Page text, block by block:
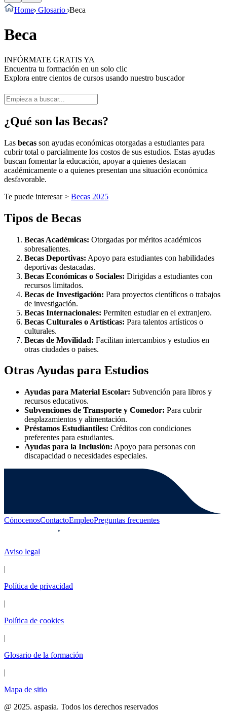
Home Glosario Beca
Beca
INFÓRMATE GRATIS YA
Encuentra tu formación en un solo clic
Explora entre cientos de cursos usando nuestro buscador
¿Qué son las Becas?
Las becas son ayudas económicas otorgadas a estudiantes para
cubrir total o parcialmente los costos de sus estudios. Estas ayudas
buscan fomentar la educación, apoyar a quienes destacan
académicamente o a quienes presentan una situación económica
desfavorable.
Te puede interesar > Becas 2025
Tipos de Becas
Becas Académicas: Otorgadas por méritos académicos
sobresalientes.
Becas Deportivas: Apoyo para estudiantes con habilidades
deportivas destacadas.
Becas Económicas o Sociales: Dirigidas a estudiantes con
recursos limitados.
Becas de Investigación: Para proyectos científicos o trabajos
de investigación.
Becas Internacionales: Permiten estudiar en el extranjero.
Becas Culturales o Artísticas: Para talentos artísticos o
culturales.
Becas de Movilidad: Facilitan intercambios y estudios en
otras ciudades o países.
Otras Ayudas para Estudios
Ayudas para Material Escolar: Subvención para libros y
recursos educativos.
Subvenciones de Transporte y Comedor: Para cubrir
desplazamientos y alimentación.
Préstamos Estudiantiles: Créditos con condiciones
preferentes para estudiantes.
Ayudas para la Inclusión: Apoyo para personas con
discapacidad o necesidades especiales.
CónocenosContactoEmpleoPreguntas frecuentes
Aviso legal
|
Política de privacidad
|
Política de cookies
|
Glosario de la formación
|
Mapa de sitio
@ 2025. aspasia. Todos los derechos reservados